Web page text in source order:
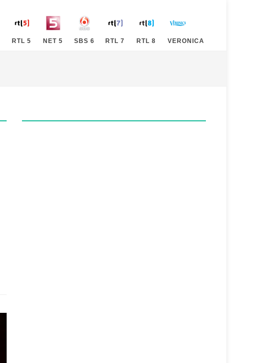
RTL 5 NET 5 SBS 6 RTL 7 RTL 8 VERONICA